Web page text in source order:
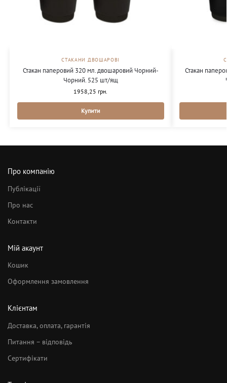
СТАКАНИ ДВОШАРОВІ
Стакан паперовий 320 мл. двошаровий Чорний-
Чорний. 525 шт/ящ
1958,25 грн.
Купити
Стакан
Про компанію
Публікації
Про нас
Контакти
Мій акаунт
Кошик
Оформлення замовлення
Клієнтам
Доставка, оплата, гарантія
Питання – відповідь
Сертифікати